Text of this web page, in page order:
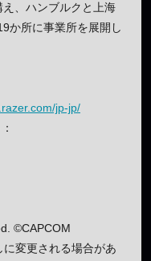
、ハンブルクと上海
か所に事業所を展開し
jp-jp/
©CAPCOM
変更される場合があ